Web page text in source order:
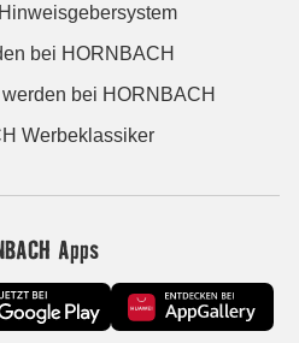
bei HORNBACH
bei HORNBACH
Werbeklassiker
Apps